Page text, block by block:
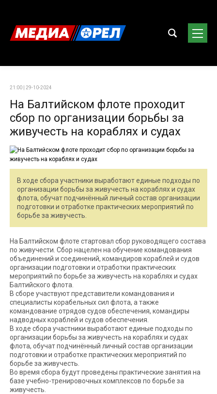
21:00 | 29-10-2024
На Балтийском флоте проходит
сбор по организации борьбы за
живучесть на кораблях и судах
В ходе сбора участники выработают единые подходы по
организации борьбы за живучесть на кораблях и судах
флота, обучат подчинённый личный состав организации
подготовки и отработке практических мероприятий по
борьбе за живучесть.
На Балтийском флоте стартовал сбор руководящего состава
по живучести. Сбор нацелен на обучение командования
объединений и соединений, командиров кораблей и судов
организации подготовки и отработки практических
мероприятий по борьбе за живучесть на кораблях и судах
Балтийского флота.
В сборе участвуют представители командования и
специалисты корабельных сил флота, а также
командование отрядов судов обеспечения, командиры
надводных кораблей и судов обеспечения.
В ходе сбора участники выработают единые подходы по
организации борьбы за живучесть на кораблях и судах
флота, обучат подчинённый личный состав организации
подготовки и отработке практических мероприятий по
борьбе за живучесть.
Во время сбора будут проведены практические занятия на
базе учебно-тренировочных комплексов по борьбе за
живучесть.